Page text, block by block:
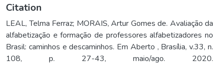
Citation
LEAL, Telma Ferraz; MORAIS, Artur Gomes de. Avaliação da
alfabetização e formação de professores alfabetizadores no
Brasil: caminhos e descaminhos. Em Aberto , Brasília, v.33, n.
108, p. 27-43, maio/ago. 2020.